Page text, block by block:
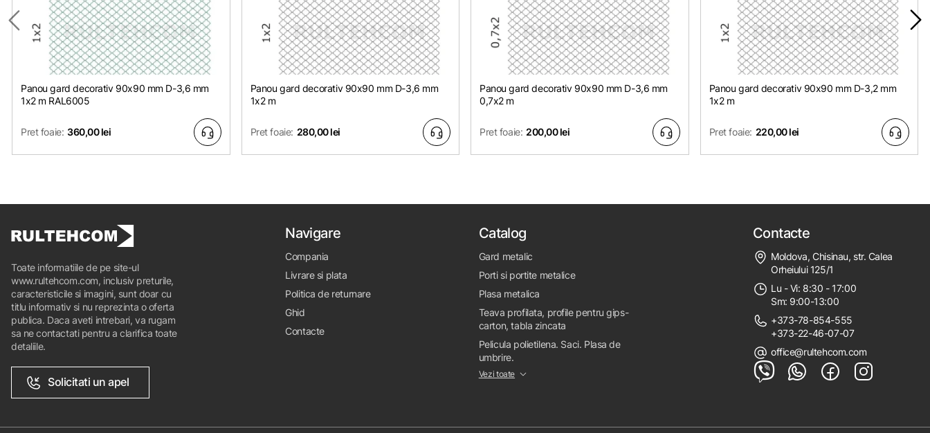
Panou gard decorativ 90x90 mm D-3,6 mm
1х2 m RAL6005
Pret foaie: 360,00 lei
Panou gard decorativ 90x90 mm D-3,6 mm
1х2 m
Pret foaie: 280,00 lei
Panou gard decorativ 90x90 mm D-3,6 mm
0,7х2 m
Pret foaie: 200,00 lei
Panou gard decorativ 90x90 mm D-3,2 mm
1х2 m
Pret foaie: 220,00 lei
Toate informatiile de pe site-ul
www.rultehcom.com, inclusiv preturile,
caracteristicile si imagini, sunt doar cu
titlu informativ si nu reprezinta o oferta
publica. Daca aveti intrebari, va rugam
sa ne contactati pentru a clarifica toate
detaliile.
Solicitati un apel
Navigare
Compania
Livrare si plata
Politica de returnare
Ghid
Contacte
Catalog
Gard metalic
Porti si portite metalice
Plasa metalica
Teava profilata, profile pentru gips-
carton, tabla zincata
Pelicula polietilena. Saci. Plasa de
umbrire.
Vezi toate
Contacte
Moldova, Chisinau, str. Calea
Orheiului 125/1
Lu - Vi: 8:30 - 17:00
Sm: 9:00-13:00
+373-78-854-555
+373-22-46-07-07
office@rultehcom.com